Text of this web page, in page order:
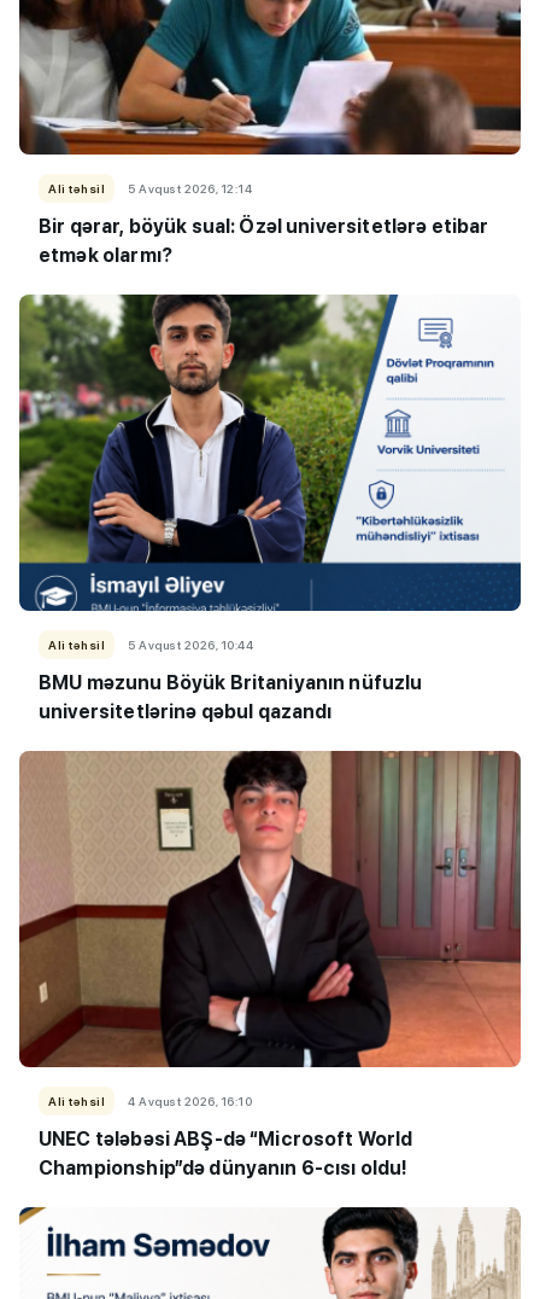
Ali təhsil 5 Avqust 2026, 12:14
Bir qərar, böyük sual: Özəl universitetlərə etibar
etmək olarmı?
Ali təhsil 5 Avqust 2026, 10:44
BMU məzunu Böyük Britaniyanın nüfuzlu
universitetlərinə qəbul qazandı
Ali təhsil 4 Avqust 2026, 16:10
UNEC tələbəsi ABŞ-də “Microsoft World
Championship”də dünyanın 6-cısı oldu!